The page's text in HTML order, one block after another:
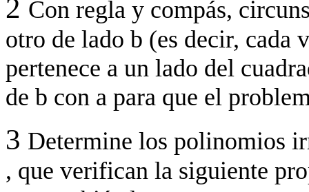
2 Con regla y compás,
otro de lado b (es decir, cada
pertenece a un lado del
de b con a para que el
3 Determine los polinomios
, que verifican la siguiente